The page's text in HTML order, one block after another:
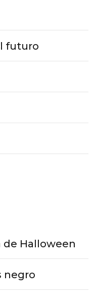
futuro
de Halloween
negro